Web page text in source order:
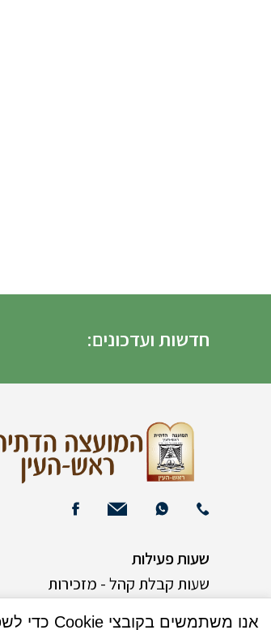
חדשות ועדכונים:
שעות פעילות
שעות קבלת קהל - מזכירות
אנו משתמשים בקובצי Cookie כדי לשפר את חוויית המשתמש שלך באתר שלנו. על ידי גלישה באתר זה, הנך מסכים לשימוש שלנו בקובצי Cookie.